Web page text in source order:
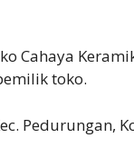
Cahaya
toko.
Pedurungan,